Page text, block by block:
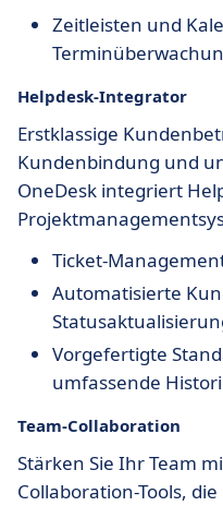
Zeitleisten und
Helpdesk-Integrator
Erstklassige
Kundenbindung und
OneDesk integriert
Ticket-
Automatisierte
Vorgefertigte
umfassende
Team-Collaboration
Stärken Sie Ihr Team
Collaboration-Tools,